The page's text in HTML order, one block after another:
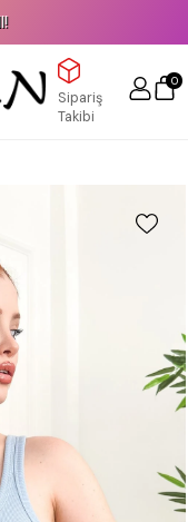
Sipariş
Takibi
0